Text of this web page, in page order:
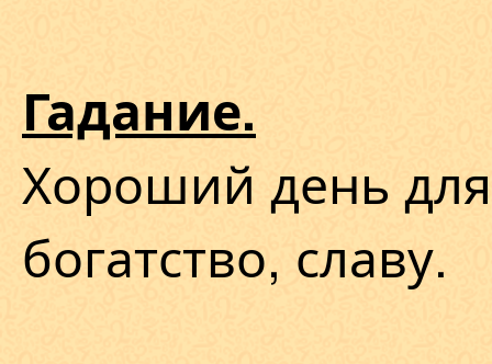
Гадание.
Хороший день
богатство, славу.